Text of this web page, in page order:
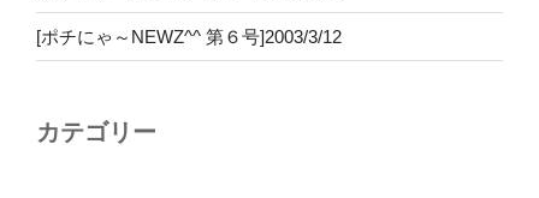
[ポチにゃ～NEWZ^^ 第６号]2003/3/12
カテゴリー